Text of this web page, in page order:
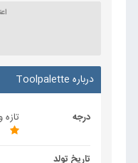
درباره Toolpalette
درجه تازه
تاریخ تولد